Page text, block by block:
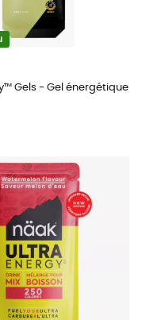
Gels - Gel énergétique